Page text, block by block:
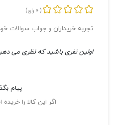
(
0 رای)
تجربه خریداران و جواب سوالات خود
اولین نفری باشید که نظری می
پیام
اگر این کالا را خریده